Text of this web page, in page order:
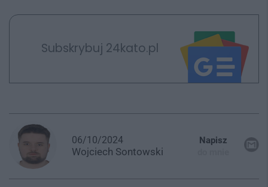
Subskrybuj 24kato.pl
06/10/2024
Wojciech Sontowski
Napisz